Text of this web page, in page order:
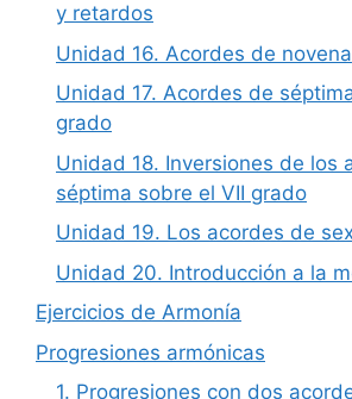
y retardos
Unidad 16. Acordes de novena
Unidad 17. Acordes de
grado
Unidad 18. Inversiones de los
séptima sobre el VII grado
Unidad 19. Los acordes de
Unidad 20. Introducción a la
Ejercicios de Armonía
Progresiones armónicas
1. Progresiones con dos